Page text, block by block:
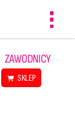
ZAWODNICY
SKLEP